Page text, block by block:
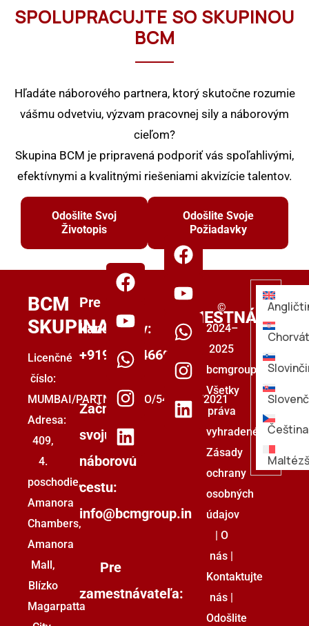
SPOLUPRACUJTE SO SKUPINOU
BCM
Hľadáte náborového partnera, ktorý skutočne rozumie
vášmu odvetviu, výzvam pracovnej sily a náborovým
cieľom?
Skupina BCM je pripravená podporiť vás spoľahlivými,
efektívnymi a kvalitnými riešeniami akvizície talentov.
Odošlite Svoj
Životopis
Odošlite Svoje
Požiadavky
BCM
SKUPINA
Licenčné
číslo:
MUMBAI/PARTNERSTVO/5493853/2021
Adresa:
409,
4.
poschodie,
Amanora
Chambers,
Amanora
Mall,
Blízko
Magarpatta
Pre
kandidátov:
+919555446699
Začnite
svoju
náborovú
cestu:
info@bcmgroup.in
Pre
zamestnávateľa:
PRE
©
2024–
2025
bcmgroup.
Všetky
práva
vyhradené.
Zásady
ochrany
osobných
údajov
| O
nás |
Kontaktujte
nás |
Odošlite
Čeština